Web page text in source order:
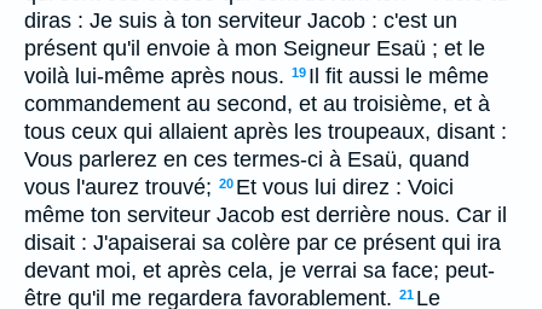
diras : Je suis à ton serviteur Jacob : c'est un
présent qu'il envoie à mon Seigneur Esaü ; et le
voilà lui-même après nous. 19 Il fit aussi le même
commandement au second, et au troisième, et à
tous ceux qui allaient après les troupeaux, disant :
Vous parlerez en ces termes-ci à Esaü, quand
vous l'aurez trouvé; 20 Et vous lui direz : Voici
même ton serviteur Jacob est derrière nous. Car il
disait : J'apaiserai sa colère par ce présent qui ira
devant moi, et après cela, je verrai sa face; peut-
être qu'il me regardera favorablement. 21 Le